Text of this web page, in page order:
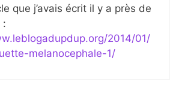
que j’avais écrit il y a près de
:
2014/01/
melanocephale-1/